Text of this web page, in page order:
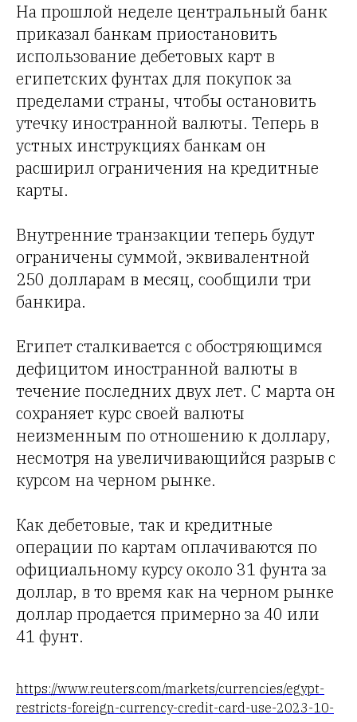
На прошлой неделе центральный банк
приказал банкам приостановить
использование дебетовых карт в
египетских фунтах для покупок за
пределами страны, чтобы остановить
утечку иностранной валюты. Теперь в
устных инструкциях банкам он
расширил ограничения на кредитные
карты.
Внутренние транзакции теперь будут
ограничены суммой, эквивалентной
250 долларам в месяц, сообщили три
банкира.
Египет сталкивается с обостряющимся
дефицитом иностранной валюты в
течение последних двух лет. С марта он
сохраняет курс своей валюты
неизменным по отношению к доллару,
несмотря на увеличивающийся разрыв с
курсом на черном рынке.
Как дебетовые, так и кредитные
операции по картам оплачиваются по
официальному курсу около 31 фунта за
доллар, в то время как на черном рынке
доллар продается примерно за 40 или
41 фунт.
https://www.reuters.com/markets/currencies/egypt-
restricts-foreign-currency-credit-card-use-2023-10-